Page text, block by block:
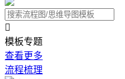

模板专题
查看更多
流程梳理